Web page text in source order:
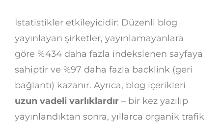
İstatistikler etkileyicidir: Düzenli blog
yayınlayan şirketler, yayınlamayanlara
göre %434 daha fazla indekslenen sayfaya
sahiptir ve %97 daha fazla backlink (geri
bağlantı) kazanır. Ayrıca, blog içerikleri
uzun vadeli varlıklardır – bir kez yazılıp
yayınlandıktan sonra, yıllarca organik trafik